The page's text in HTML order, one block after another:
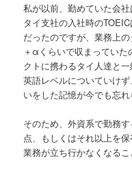
私が以前、勤めていた会
タイ支社の入社時の
だったのですが、業務上
＋αくらいで収まっていた
クトに携わるタイ人達と
英語レベルについていけ
いをした記憶が今でも忘れ
そのため、外資系で勤務
点、もしくはそれ以上を
業務が立ち行かなくなるこ